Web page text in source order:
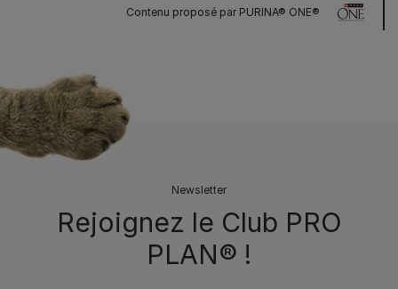
Contenu proposé par PURINA® ONE®
Newsletter
Rejoignez le Club PRO
PLAN® !